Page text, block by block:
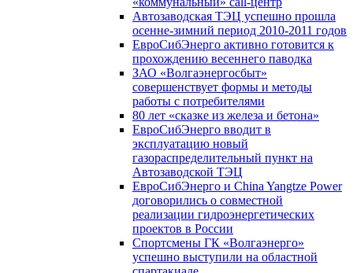
Автозаводская ТЭЦ успешно прошла
осенне-зимний период 2010-2011 годов
ЕвроСибЭнерго активно готовится к
прохождению весеннего паводка
ЗАО «Волгаэнергосбыт»
совершенствует формы и методы
работы с потребителями
80 лет «сказке из железа и бетона»
ЕвроСибЭнерго вводит в
эксплуатацию новый
газораспределительный пункт на
Автозаводской ТЭЦ
ЕвроСибЭнерго и China Yangtze Power
договорились о совместной
реализации гидроэнергетических
проектов в России
Спортсмены ГК «Волгаэнерго»
успешно выступили на областной